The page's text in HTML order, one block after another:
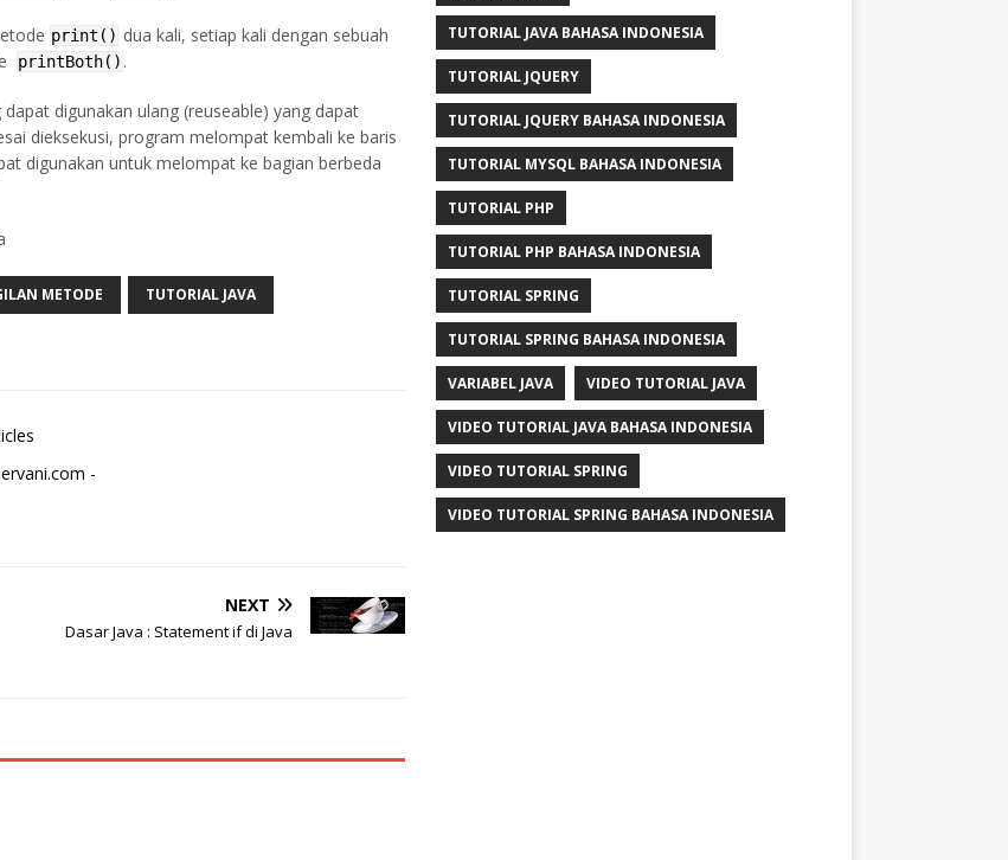
print() dua kali, setiap kali dengan sebuah
printBoth() .
digunakan ulang (reuseable) yang dapat
dieksekusi, program melompat kembali ke baris
digunakan untuk melompat ke bagian berbeda
METODE TUTORIAL JAVA
-
NEXT
Dasar Java : Statement if di Java
TUTORIAL JAVA BAHASA INDONESIA
TUTORIAL JQUERY
TUTORIAL JQUERY BAHASA INDONESIA
TUTORIAL MYSQL BAHASA INDONESIA
TUTORIAL PHP
TUTORIAL PHP BAHASA INDONESIA
TUTORIAL SPRING
TUTORIAL SPRING BAHASA INDONESIA
VARIABEL JAVA VIDEO TUTORIAL JAVA
VIDEO TUTORIAL JAVA BAHASA INDONESIA
VIDEO TUTORIAL SPRING
VIDEO TUTORIAL SPRING BAHASA INDONESIA